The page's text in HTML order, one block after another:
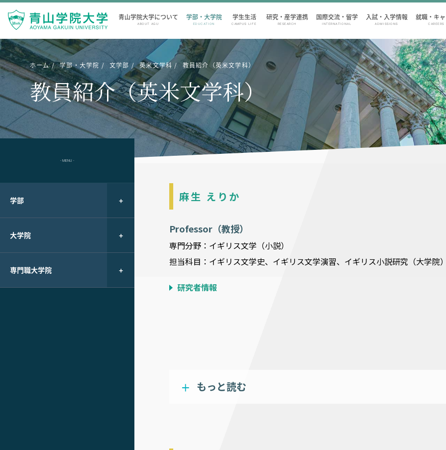
青山学院大学について
ABOUT AGU
学部・大学院
EDUCATION
学生生活
CAMPUS LIFE
研究・産学連携
RESEARCH
国際交流・留学
INTERNATIONAL
入試・入学情報
ADMISSIONS
就職・キ
CAREERS
ホーム 学部・大学院 文学部 英米文学科 教員紹介（英米文学科）
教員紹介（英米文学科）
- MENU -
学部
大学院
専門職大学院
麻生 えりか
Professor（教授）
専門分野：イギリス文学（小説）
担当科目：イギリス文学史、イギリス文学演習、イギリス小説研究（大学院
研究者情報
もっと読む